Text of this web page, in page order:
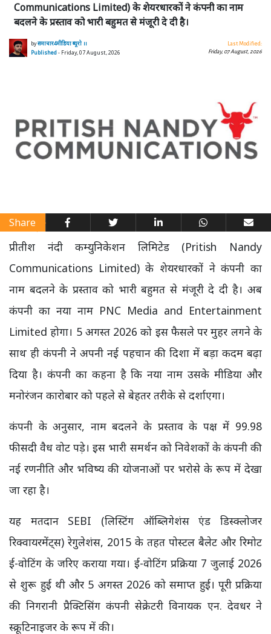
Communications Limited) के शेयरधारकों ने कंपनी का नाम
बदलने के प्रस्ताव को भारी बहुमत से मंजूरी दे दी है।
byसमाचार4मीडिया ब्यूरो ।।
Published- Friday, 07 August, 2026
Last Modified:
Friday, 07 August, 2026
Share
प्रीतीश नंदी कम्युनिकेशन लिमिटेड (Pritish Nandy
Communications Limited) के शेयरधारकों ने कंपनी का
नाम बदलने के प्रस्ताव को भारी बहुमत से मंजूरी दे दी है। अब
कंपनी का नया नाम PNC Media and Entertainment
Limited होगा। 5 अगस्त 2026 को इस फैसले पर मुहर लगने के
साथ ही कंपनी ने अपनी नई पहचान की दिशा में बड़ा कदम बढ़ा
दिया है। कंपनी का कहना है कि नया नाम उसके मीडिया और
मनोरंजन कारोबार को पहले से बेहतर तरीके से दर्शाएगा।
कंपनी के अनुसार, नाम बदलने के प्रस्ताव के पक्ष में 99.98
फीसदी वैध वोट पड़े। इस भारी समर्थन को निवेशकों के कंपनी की
नई रणनीति और भविष्य की योजनाओं पर भरोसे के रूप में देखा
जा रहा है।
यह मतदान SEBI (लिस्टिंग ऑब्लिगेशंस एंड डिस्क्लोजर
रिक्वायरमेंट्स) रेगुलेशंस, 2015 के तहत पोस्टल बैलेट और रिमोट
ई-वोटिंग के जरिए कराया गया। ई-वोटिंग प्रक्रिया 7 जुलाई 2026
से शुरू हुई थी और 5 अगस्त 2026 को समाप्त हुई। पूरी प्रक्रिया
की निगरानी प्रैक्टिसिंग कंपनी सेक्रेटरी विनायक एन. देवधर ने
स्क्रूटिनाइजर के रूप में की।